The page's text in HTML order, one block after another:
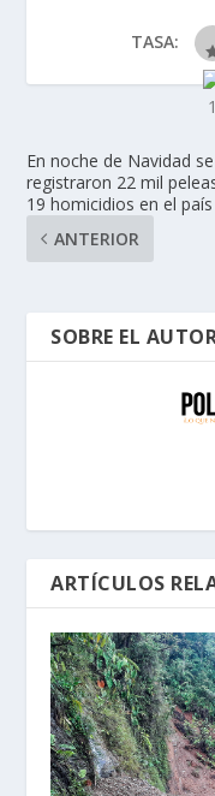
TASA:
En noche de Navidad se
registraron 22 mil
19 homicidios en el país
ANTERIOR
SOBRE EL
ARTÍCULOS